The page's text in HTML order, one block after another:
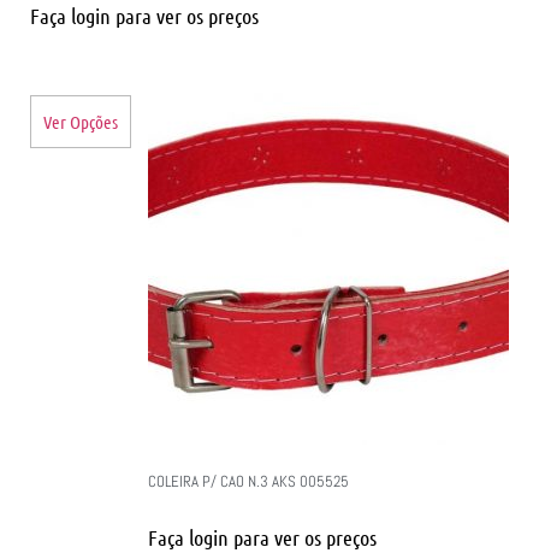
Faça login para ver os preços
Ver Opções
COLEIRA P/ CAO N.3 AKS 005525
Faça login para ver os preços